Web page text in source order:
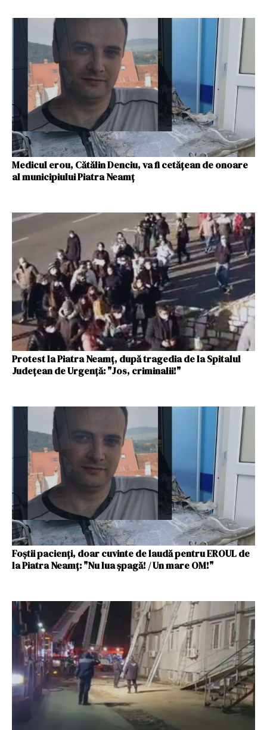
Medicul erou, Cătălin Denciu, va fi cetățean de onoare
al municipiului Piatra Neamț
Protest la Piatra Neamţ, după tragedia de la Spitalul
Judeţean de Urgenţă: "Jos, criminalii!"
Foștii pacienți, doar cuvinte de laudă pentru EROUL de
la Piatra Neamț: "Nu lua șpagă! / Un mare OM!"